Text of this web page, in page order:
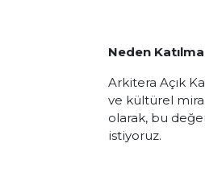
Neden
Arkitera Açık
ve kültürel
olarak, bu
istiyoruz.